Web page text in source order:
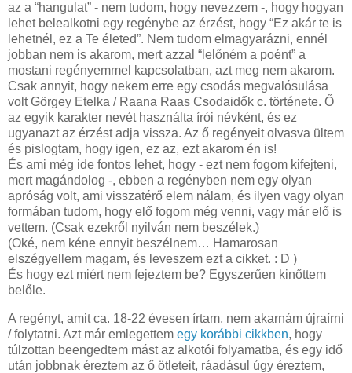
az a “hangulat” - nem tudom, hogy nevezzem -, hogy hogyan
lehet belealkotni egy regénybe az érzést, hogy “Ez akár te is
lehetnél, ez a Te életed”. Nem tudom elmagyarázni, ennél
jobban nem is akarom, mert azzal “lelőném a poént” a
mostani regényemmel kapcsolatban, azt meg nem akarom.
Csak annyit, hogy nekem erre egy csodás megvalósulása
volt Görgey Etelka / Raana Raas Csodaidők c. története. Ő
az egyik karakter nevét használta írói névként, és ez
ugyanazt az érzést adja vissza. Az ő regényeit olvasva ültem
és pislogtam, hogy igen, ez az, ezt akarom én is!
És ami még ide fontos lehet, hogy - ezt nem fogom kifejteni,
mert magándolog -, ebben a regényben nem egy olyan
apróság volt, ami visszatérő elem nálam, és ilyen vagy olyan
formában tudom, hogy elő fogom még venni, vagy már elő is
vettem. (Csak ezekről nyilván nem beszélek.)
(Oké, nem kéne ennyit beszélnem… Hamarosan
elszégyellem magam, és leveszem ezt a cikket. : D )
És hogy ezt miért nem fejeztem be? Egyszerűen kinőttem
belőle.
A regényt, amit ca. 18-22 évesen írtam, nem akarnám újraírni
/ folytatni. Azt már emlegettem egy korábbi cikkben, hogy
túlzottan beengedtem mást az alkotói folyamatba, és egy idő
után jobbnak éreztem az ő ötleteit, ráadásul úgy éreztem,